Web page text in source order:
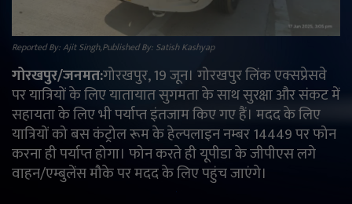
वीडियो
व्यापार
टेक्नोलॉजी
ई-पेपर
Language
Reported By: Ajit Singh,Published By: Satish Kashyap
गोरखपुर/जनमत:गोरखपुर, 19 जून। गोरखपुर लिंक एक्सप्रेसवे
पर यात्रियों के लिए यातायात सुगमता के साथ सुरक्षा और संकट में
सहायता के लिए भी पर्याप्त इंतजाम किए गए हैं। मदद के लिए
यात्रियों को बस कंट्रोल रूम के हेल्पलाइन नम्बर 14449 पर फोन
करना ही पर्याप्त होगा। फोन करते ही यूपीडा के जीपीएस लगे
वाहन/एम्बुलेंस मौके पर मदद के लिए पहुंच जाएंगे।